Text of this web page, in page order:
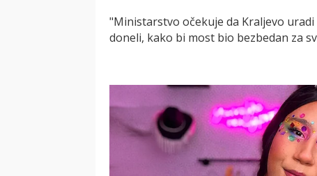
"Ministarstvo očekuje da Kraljevo
doneli, kako bi most bio bezbedan za